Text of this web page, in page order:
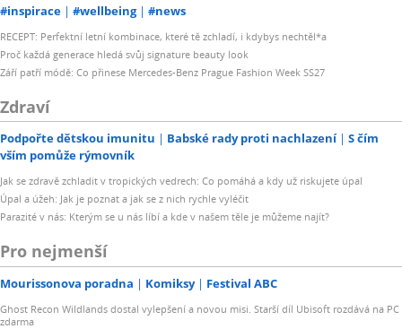
#inspirace #wellbeing #news
RECEPT: Perfektní letní kombinace, které tě zchladí, i kdybys nechtěl*a
Proč každá generace hledá svůj signature beauty look
Září patří módě: Co přinese Mercedes-Benz Prague Fashion Week SS27
Zdraví
Podpořte dětskou imunitu Babské rady proti nachlazení
S čím
vším pomůže rýmovník
Jak se zdravě zchladit v tropických vedrech: Co pomáhá a kdy už riskujete úpal
Úpal a úžeh: Jak je poznat a jak se z nich rychle vyléčit
Parazité v nás: Kterým se u nás líbí a kde v našem těle je můžeme najít?
Pro nejmenší
Mourissonova poradna Komiksy Festival ABC
Ghost Recon Wildlands dostal vylepšení a novou misi. Starší díl Ubisoft rozdává na PC
zdarma